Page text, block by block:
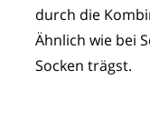
durch die
Ähnlich wie bei
Socken trägst.